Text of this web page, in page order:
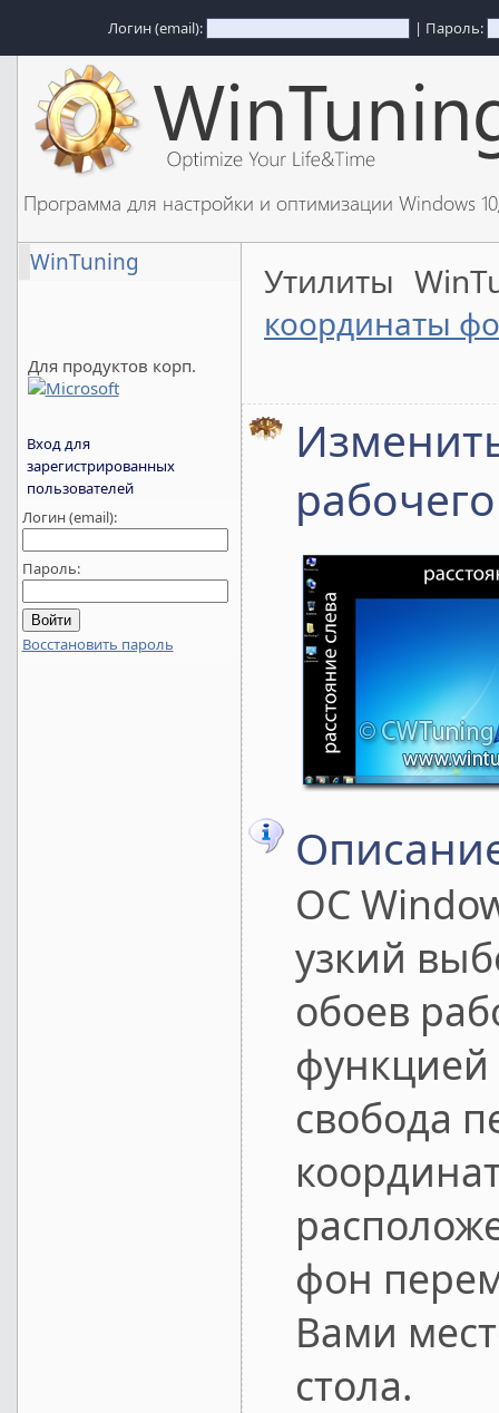
Логин (email): | Пароль:
Программа для настройки и оптимизации Windows
WinTuning
Для продуктов корп.
Вход для
зарегистрированных
пользователей
Логин (email):
Пароль:
Восстановить пароль
Утилиты
координаты
ОС
узкий
обоев
функцией
свобода
фон
Вами
стола.